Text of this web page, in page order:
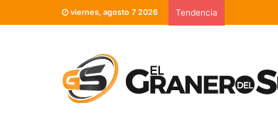
viernes, agosto 7 2026 Tendencia